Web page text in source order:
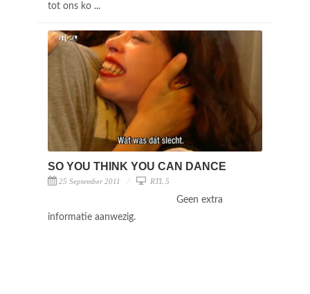
tot ons ko ...
SO YOU THINK YOU CAN DANCE
25 September 2011 RTL 5
Geen extra
informatie aanwezig.